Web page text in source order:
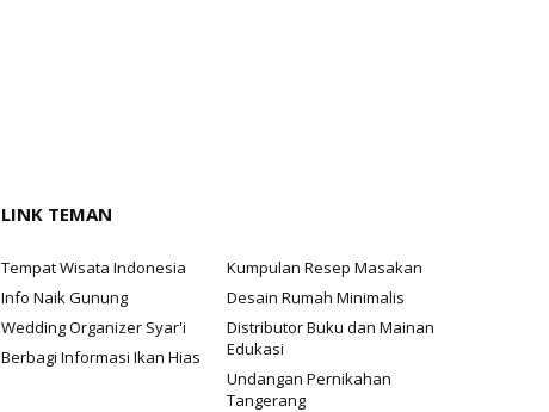
LINK TEMAN
Tempat Wisata Indonesia
Kumpulan Resep Masakan
Info Naik Gunung
Desain Rumah Minimalis
Wedding Organizer Syar'i
Distributor Buku dan Mainan
Edukasi
Berbagi Informasi Ikan Hias
Undangan Pernikahan
Tangerang